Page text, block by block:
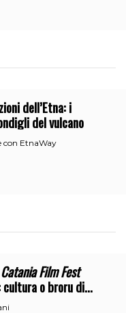
dell’Etna: i
del vulcano
con EtnaWay
Catania Film Fest
cultura o broru di